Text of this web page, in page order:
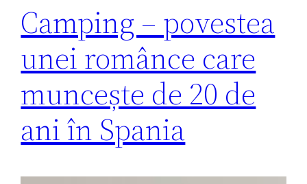
Camping – povestea
unei românce care
muncește de 20 de
ani în Spania